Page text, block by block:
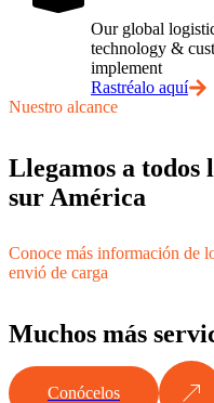
Our global
technology &
implement
Rastréalo aquí
Nuestro alcance
Llegamos a todos
sur América
Conoce más información de
envió de carga
Muchos más
Conócelos